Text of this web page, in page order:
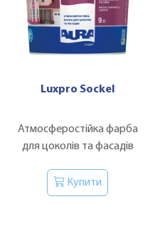
Luxpro Sockel
Атмосферостійка фарба
для цоколів та фасадів
Купити